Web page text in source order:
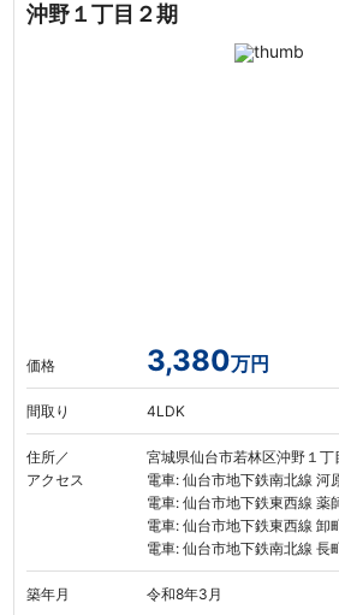
沖野１丁目２期
価格 3,380万円
間取り 4LDK
住所／
アクセス
宮城県仙台市若林区沖野１丁
電車: 仙台市地下鉄南北線 河
電車: 仙台市地下鉄東西線 薬
電車: 仙台市地下鉄東西線 卸
電車: 仙台市地下鉄南北線 長
築年月 令和8年3月